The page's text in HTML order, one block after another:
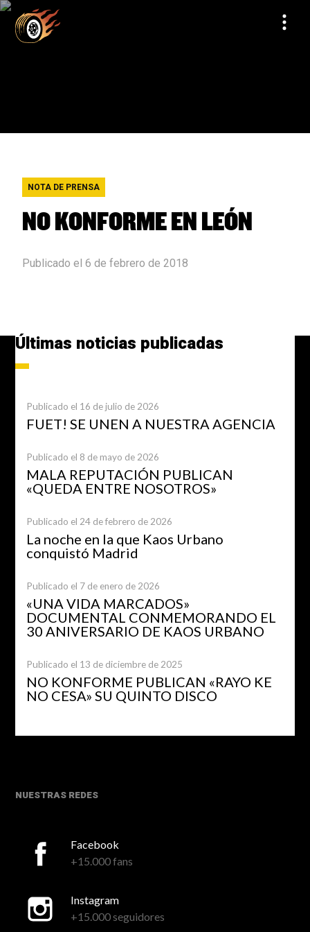
NOTA DE PRENSA
NO KONFORME EN LEÓN
Publicado el 6 de febrero de 2018
Últimas noticias publicadas
Publicado el 16 de julio de 2026
FUET! SE UNEN A NUESTRA AGENCIA
Publicado el 8 de mayo de 2026
MALA REPUTACIÓN PUBLICAN
«QUEDA ENTRE NOSOTROS»
Publicado el 24 de febrero de 2026
La noche en la que Kaos Urbano
conquistó Madrid
Publicado el 7 de enero de 2026
«UNA VIDA MARCADOS»
DOCUMENTAL CONMEMORANDO EL
30 ANIVERSARIO DE KAOS URBANO
Publicado el 13 de diciembre de 2025
NO KONFORME PUBLICAN «RAYO KE
NO CESA» SU QUINTO DISCO
NUESTRAS REDES
Facebook
+15.000 fans
Instagram
+15.000 seguidores